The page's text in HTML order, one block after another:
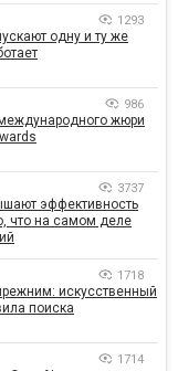
1293
одну и ту же
986
жюри
3737
эффективность
что на самом деле
1718
искусственный
поиска
1714